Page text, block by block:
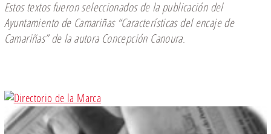
Estos textos fueron seleccionados de la publicación del
Ayuntamiento de Camariñas “Características del encaje de
Camariñas”de la autora Concepción Canoura.